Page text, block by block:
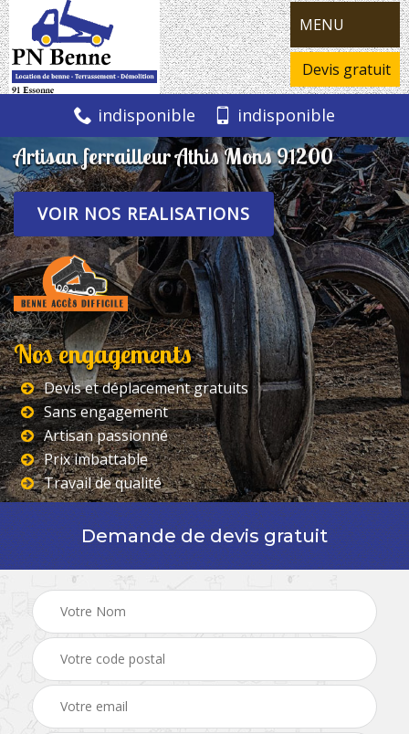
MENU
Devis gratuit
indisponible indisponible
Artisan ferrailleur Athis Mons 91200
VOIR NOS REALISATIONS
Nos engagements
Devis et déplacement gratuits
Sans engagement
Artisan passionné
Prix imbattable
Travail de qualité
Demande de devis gratuit